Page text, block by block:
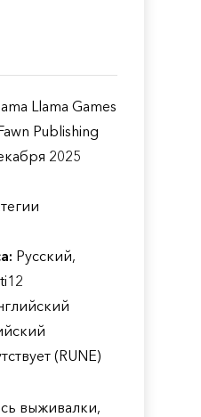
Llama Games
Publishing
2025
Русский,
(RUNE)
выживалки,